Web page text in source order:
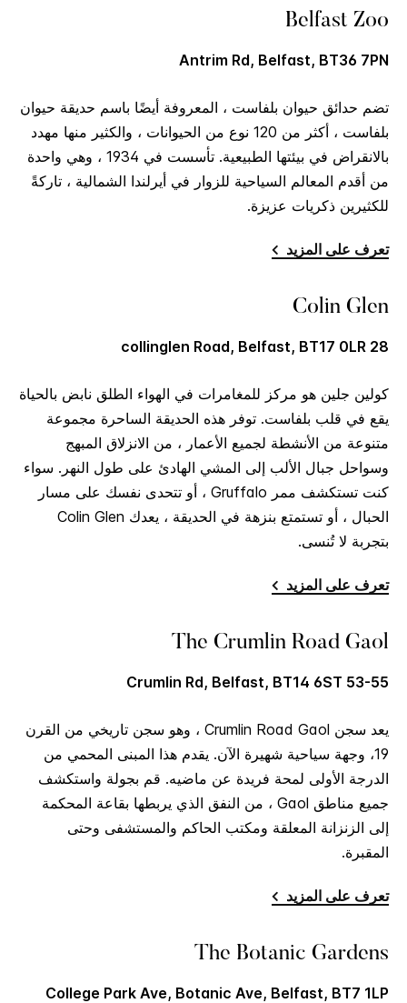
Belfast Zoo
Antrim Rd, Belfast, BT36 7PN
تضم حدائق حيوان بلفاست ، المعروفة أيضًا باسم حديقة حيوان
بلفاست ، أكثر من 120 نوع من الحيوانات ، والكثير منها مهدد
بالانقراض في بيئتها الطبيعية. تأسست في 1934 ، وهي واحدة
من أقدم المعالم السياحية للزوار في أيرلندا الشمالية ، تاركةً
للكثيرين ذكريات عزيزة.
تعرف على المزيد
Colin Glen
28 collinglen Road, Belfast, BT17 0LR
كولين جلين هو مركز للمغامرات في الهواء الطلق نابض بالحياة
يقع في قلب بلفاست. توفر هذه الحديقة الساحرة مجموعة
متنوعة من الأنشطة لجميع الأعمار ، من الانزلاق المبهج
وسواحل جبال الألب إلى المشي الهادئ على طول النهر. سواء
كنت تستكشف ممر Gruffalo ، أو تتحدى نفسك على مسار
الحبال ، أو تستمتع بنزهة في الحديقة ، يعدك Colin Glen
بتجربة لا تُنسى.
تعرف على المزيد
The Crumlin Road Gaol
53-55 Crumlin Rd, Belfast, BT14 6ST
يعد سجن Crumlin Road Gaol ، وهو سجن تاريخي من القرن
19، وجهة سياحية شهيرة الآن. يقدم هذا المبنى المحمي من
الدرجة الأولى لمحة فريدة عن ماضيه. قم بجولة واستكشف
جميع مناطق Gaol ، من النفق الذي يربطها بقاعة المحكمة
إلى الزنزانة المعلقة ومكتب الحاكم والمستشفى وحتى
المقبرة.
تعرف على المزيد
The Botanic Gardens
College Park Ave, Botanic Ave, Belfast, BT7 1LP